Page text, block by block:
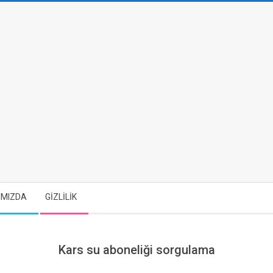
GİZLİLİK
Kars su aboneliği sorgulama